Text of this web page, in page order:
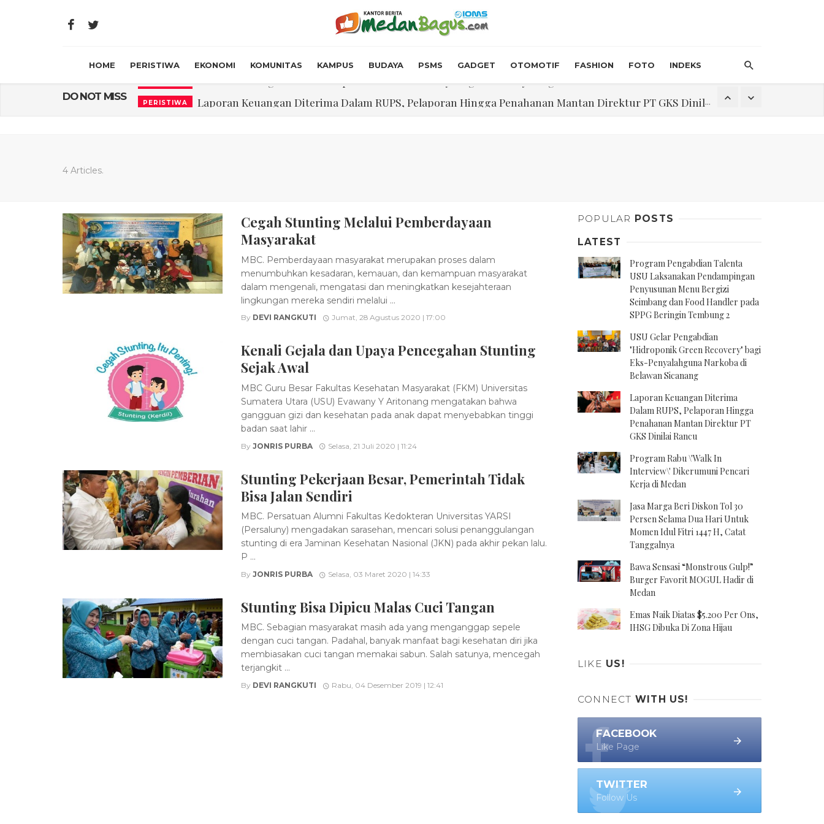
HOME PERISTIWA EKONOMI KOMUNITAS KAMPUS BUDAYA PSMS GADGET OTOMOTIF FASHION FOTO INDEKS
DO NOT MISS PERISTIWA Laporan Keuangan Diterima Dalam RUPS, Pelaporan Hingga Penahanan Mantan Direktur PT GKS Dinilai Rancu
PERISTIWA USU Gelar Pengabdian "Hidroponik Green Recovery" bagi Eks-Penyalahguna Narkoba di Belawan Sicanang
4 Articles.
Cegah Stunting Melalui Pemberdayaan
Masyarakat
MBC. Pemberdayaan masyarakat merupakan proses dalam
menumbuhkan kesadaran, kemauan, dan kemampuan masyarakat
dalam mengenali, mengatasi dan meningkatkan kesejahteraan
lingkungan mereka sendiri melalui ...
By DEVI RANGKUTI Jumat, 28 Agustus 2020 | 17:00
Kenali Gejala dan Upaya Pencegahan Stunting
Sejak Awal
MBC Guru Besar Fakultas Kesehatan Masyarakat (FKM) Universitas
Sumatera Utara (USU) Evawany Y Aritonang mengatakan bahwa
gangguan gizi dan kesehatan pada anak dapat menyebabkan tinggi
badan saat lahir ...
By JONRIS PURBA Selasa, 21 Juli 2020 | 11:24
Stunting Pekerjaan Besar, Pemerintah Tidak
Bisa Jalan Sendiri
MBC. Persatuan Alumni Fakultas Kedokteran Universitas YARSI
(Persaluny) mengadakan sarasehan, mencari solusi penanggulangan
stunting di era Jaminan Kesehatan Nasional (JKN) pada akhir pekan lalu.
P ...
By JONRIS PURBA Selasa, 03 Maret 2020 | 14:33
Stunting Bisa Dipicu Malas Cuci Tangan
MBC. Sebagian masyarakat masih ada yang menganggap sepele
dengan cuci tangan. Padahal, banyak manfaat bagi kesehatan diri jika
membiasakan cuci tangan memakai sabun. Salah satunya, mencegah
terjangkit ...
By DEVI RANGKUTI Rabu, 04 Desember 2019 | 12:41
POPULAR POSTS
LATEST
Program Pengabdian Talenta
USU Laksanakan Pendampingan
Penyusunan Menu Bergizi
Seimbang dan Food Handler pada
SPPG Beringin Tembung 2
USU Gelar Pengabdian
"Hidroponik Green Recovery" bagi
Eks-Penyalahguna Narkoba di
Belawan Sicanang
Laporan Keuangan Diterima
Dalam RUPS, Pelaporan Hingga
Penahanan Mantan Direktur PT
GKS Dinilai Rancu
Program Rabu \'Walk In
Interview\' Dikerumuni Pencari
Kerja di Medan
Jasa Marga Beri Diskon Tol 30
Persen Selama Dua Hari Untuk
Momen Idul Fitri 1447 H, Catat
Tanggalnya
Bawa Sensasi “Monstrous Gulp!”
Burger Favorit MOGUL Hadir di
Medan
Emas Naik Diatas $5.200 Per Ons,
IHSG Dibuka Di Zona Hijau
LIKE US!
CONNECT WITH US!
FACEBOOK
Like Page
TWITTER
Follow Us